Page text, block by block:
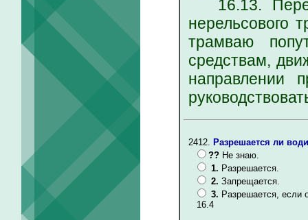
16.13. Перед
нерельсового
трамваю
средствам,
направлении
2412.
Разрешается ли
?? Не знаю.
1. Разрешается.
2. Запрещается.
3. Разрешается, если
16.4